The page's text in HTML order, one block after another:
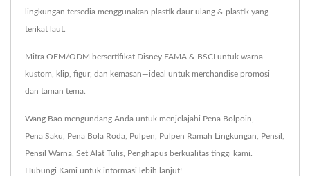
lingkungan tersedia menggunakan plastik daur ulang & plastik yang
terikat laut.
Mitra OEM/ODM bersertifikat Disney FAMA & BSCI untuk warna
kustom, klip, figur, dan kemasan—ideal untuk merchandise promosi
dan taman tema.
Wang Bao mengundang Anda untuk menjelajahi Pena Bolpoin,
Pena Saku, Pena Bola Roda, Pulpen, Pulpen Ramah Lingkungan, Pensil ,
Pensil Warna, Set Alat Tulis, Penghapus berkualitas tinggi kami.
Hubungi Kami untuk informasi lebih lanjut!